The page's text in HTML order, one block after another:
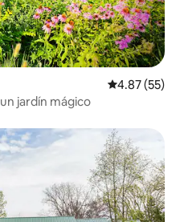
Calificación
4.87 (55)
jardín mágico